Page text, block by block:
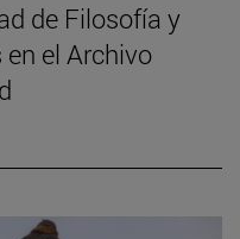
de Filosofía y
el Archivo